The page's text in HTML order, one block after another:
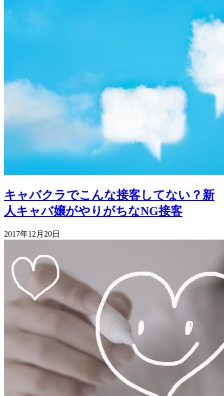
キャバクラでこんな接客してない？新
人キャバ嬢がやりがちなNG接客
2017年12月20日